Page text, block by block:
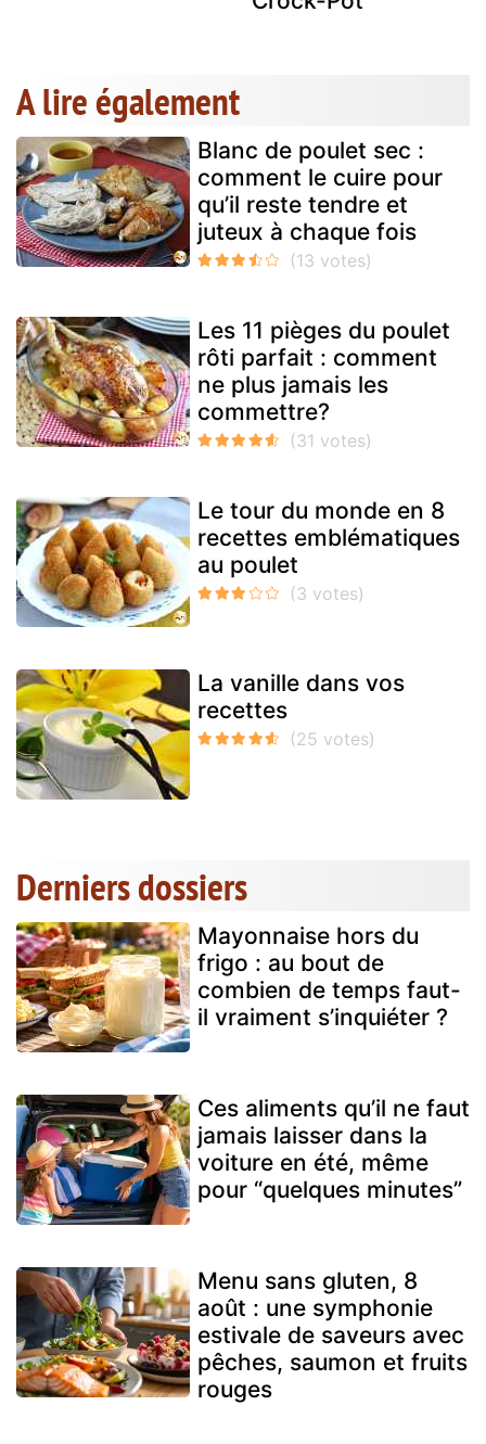
A lire également
Blanc de poulet sec :
comment le cuire pour
qu’il reste tendre et
juteux à chaque fois
Les 11 pièges du poulet
rôti parfait : comment
ne plus jamais les
commettre?
Le tour du monde en 8
recettes emblématiques
au poulet
La vanille dans vos
recettes
Derniers dossiers
Mayonnaise hors du
frigo : au bout de
combien de temps faut-
il vraiment s’inquiéter ?
Ces aliments qu’il ne faut
jamais laisser dans la
voiture en été, même
pour “quelques minutes”
Menu sans gluten, 8
août : une symphonie
estivale de saveurs avec
pêches, saumon et fruits
rouges